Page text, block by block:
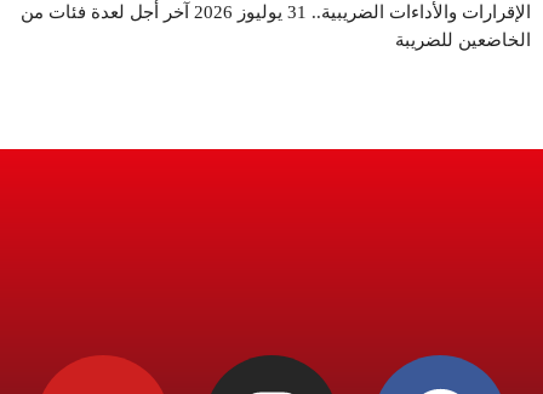
الإقرارات والأداءات الضريبية.. 31 يوليوز 2026 آخر أجل لعدة فئات من
الخاضعين للضريبة